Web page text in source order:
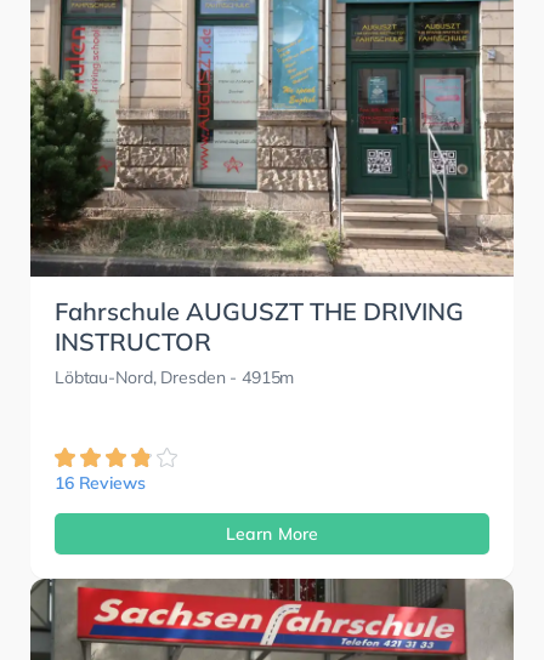
Fahrschule AUGUSZT THE DRIVING
INSTRUCTOR
Löbtau-Nord, Dresden - 4915m
16 Reviews
Learn More